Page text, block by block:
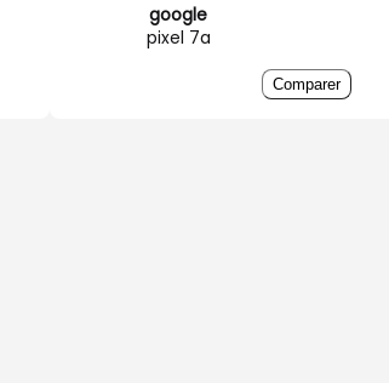
google
pixel 7a
Comparer